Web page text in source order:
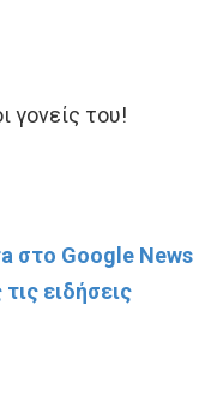
γονείς του!
στο Google News
ειδήσεις